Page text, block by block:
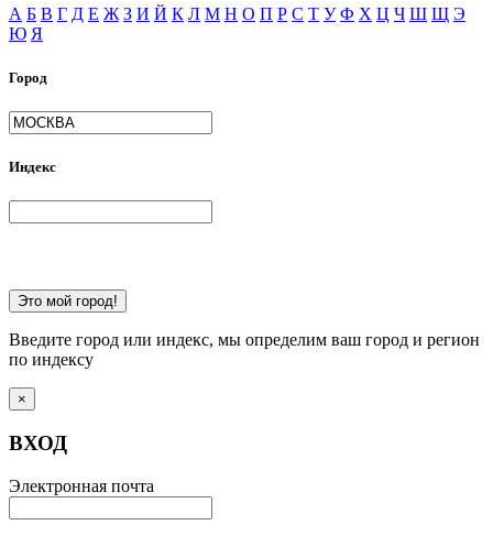
А Б В Г Д Е Ж З И Й К Л М Н О П Р С Т У Ф Х Ц Ч Ш Щ Э
Ю Я
Город
Индекс
Это мой город!
Введите город или индекс, мы определим ваш город и регион
по индексу
×
ВХОД
Электронная почта